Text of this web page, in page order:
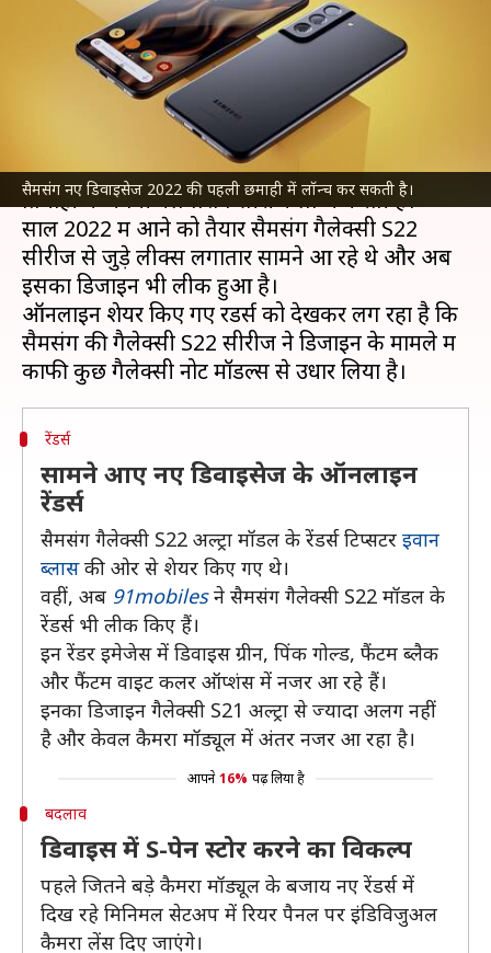
सैमसंग नए डिवाइसेज 2022 की पहली छमाही में लॉन्च कर सकती है।
तस्वीरों में देखें
प्राणेश तिवारी Jan 02, 2022 06:56 pm
साउथ कोरियन टेक कंपनीसैमसंगहर साल पहली
तिमाही में अपनी फ्लैगशिप सीरीज लॉन्च करती है।
साल 2022 में आने को तैयार सैमसंग गैलेक्सी S22
सीरीज से जुड़े लीक्स लगातार सामने आ रहे थे और अब
इसका डिजाइन भी लीक हुआ है।
ऑनलाइन शेयर किए गए रेंडर्स को देखकर लग रहा है कि
सैमसंग की गैलेक्सी S22 सीरीज ने डिजाइन के मामले में
रेंडर्स
सामने आए नए डिवाइसेज के ऑनलाइन
रेंडर्स
सैमसंग गैलेक्सी S22 अल्ट्रा मॉडल के रेंडर्स टिप्सटर इवान
ब्लासकी ओर से शेयर किए गए थे।
वहीं, अब 91mobilesने सैमसंग गैलेक्सी S22 मॉडल के
रेंडर्स भी लीक किए हैं।
इन रेंडर इमेजेस में डिवाइस ग्रीन, पिंक गोल्ड, फैंटम ब्लैक
और फैंटम वाइट कलर ऑप्शंस में नजर आ रहे हैं।
इनका डिजाइन गैलेक्सी S21 अल्ट्रा से ज्यादा अलग नहीं
है और केवल कैमरा मॉड्यूल में अंतर नजर आ रहा है।
आपने 16% पढ़ लिया है
बदलाव
डिवाइस में S-पेन स्टोर करने का विकल्प
पहले जितने बड़े कैमरा मॉड्यूल के बजाय नए रेंडर्स में
दिख रहे मिनिमल सेटअप में रियर पैनल पर इंडिविजुअल
कैमरा लेंस दिए जाएंगे।